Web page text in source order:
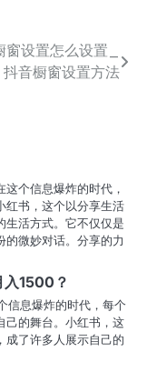
设置怎么设置_
抖音橱窗设置方法
个信息爆炸的时代，
红书，这个以分享生活
生活方式。它不仅仅是
微妙对话。分享的力
入1500？
信息爆炸的时代，每个
己的舞台。小红书，这
成了许多人展示自己的